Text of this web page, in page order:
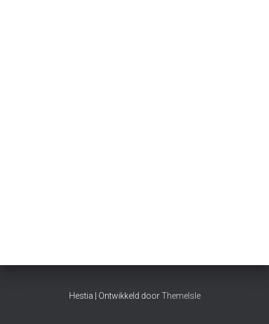
Hestia | Ontwikkeld doorThemeIsle